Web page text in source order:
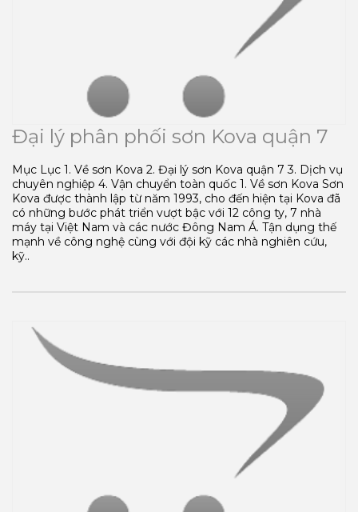
Đại lý phân phối sơn Kova quận 7
Mục Lục 1. Về sơn Kova 2. Đại lý sơn Kova quận 7 3. Dịch vụ
chuyên nghiệp 4. Vận chuyển toàn quốc 1. Về sơn Kova Sơn
Kova được thành lập từ năm 1993, cho đến hiện tại Kova đã
có những bước phát triển vượt bậc với 12 công ty, 7 nhà
máy tại Việt Nam và các nước Đông Nam Á. Tận dụng thế
mạnh về công nghệ cùng với đội kỹ các nhà nghiên cứu,
kỹ..